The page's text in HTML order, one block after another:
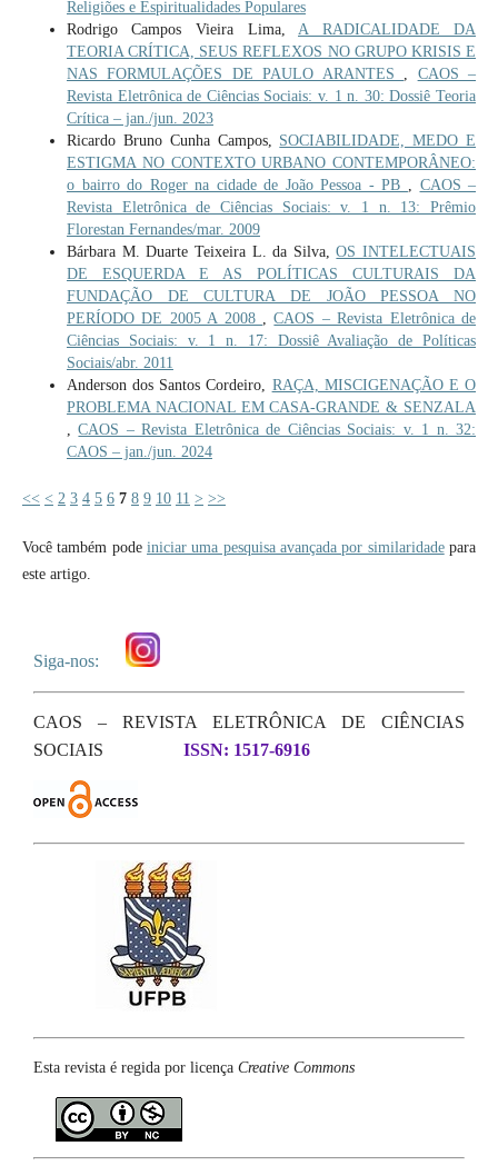
Religiões e Espiritualidades Populares
Rodrigo Campos Vieira Lima, A RADICALIDADE DA
TEORIA CRÍTICA, SEUS REFLEXOS NO GRUPO KRISIS E
NAS FORMULAÇÕES DE PAULO ARANTES
CAOS –
Revista Eletrônica de Ciências Sociais: v. 1 n. 30: Dossiê Teoria
Crítica – jan./jun. 2023
Ricardo Bruno Cunha Campos, SOCIABILIDADE, MEDO E
ESTIGMA NO CONTEXTO URBANO CONTEMPORÂNEO:
o bairro do Roger na cidade de João Pessoa - PB
CAOS –
Revista Eletrônica de Ciências Sociais: v. 1 n. 13: Prêmio
Florestan Fernandes/mar. 2009
Bárbara M. Duarte Teixeira L. da Silva,OS INTELECTUAIS
DE ESQUERDA E AS POLÍTICAS CULTURAIS DA
FUNDAÇÃO DE CULTURA DE JOÃO PESSOA NO
PERÍODO DE 2005 A 2008
,CAOS – Revista Eletrônica de
Ciências Sociais: v. 1 n. 17: Dossiê Avaliação de Políticas
Sociais/abr. 2011
Anderson dos Santos Cordeiro, RAÇA, MISCIGENAÇÃO E O
PROBLEMA NACIONAL EM CASA-GRANDE & SENZALA
,CAOS – Revista Eletrônica de Ciências Sociais: v. 1 n. 32:
CAOS – jan./jun. 2024
<< < 2 3 4 5 6 7 8 9 10 11 > >>
Você também pode iniciar uma pesquisa avançada por similaridadepara
este artigo.
Siga-nos:
CAOS – REVISTA ELETRÔNICA DE CIÊNCIAS
SOCIAIS
ISSN: 1517-6916
Esta revista é regida por licença Creative Commons